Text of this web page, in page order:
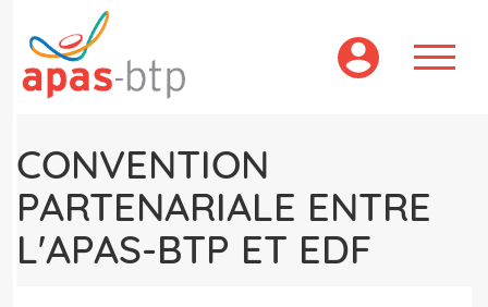
contenu
principal
CONVENTION
PARTENARIALE ENTRE
L'APAS-BTP ET EDF